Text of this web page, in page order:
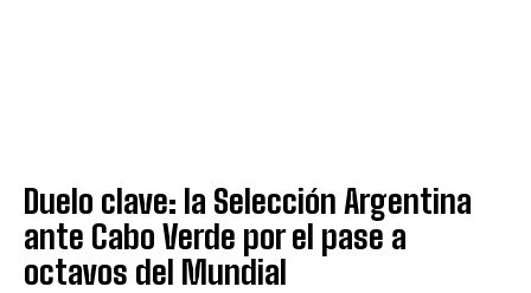
Duelo clave: la Selección Argentina
ante Cabo Verde por el pase a
octavos del Mundial